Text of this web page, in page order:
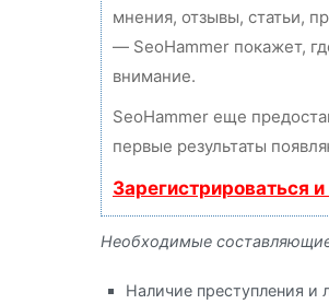
мнения, отзывы, статьи,
— SeoHammer покажет,
внимание.
SeoHammer еще
первые результаты
Зарегистрироваться
Необходимые
Наличие преступления и